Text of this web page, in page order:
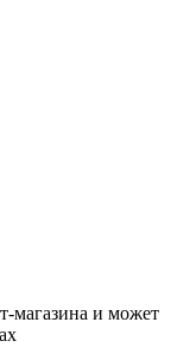
магазина и может